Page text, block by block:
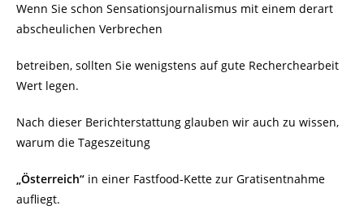
Wenn Sie schon Sensationsjournalismus mit einem derart
abscheulichen Verbrechen
betreiben, sollten Sie wenigstens auf gute Recherchearbeit
Wert legen.
Nach dieser Berichterstattung glauben wir auch zu wissen,
warum die Tageszeitung
„Österreich“ in einer Fastfood-Kette zur Gratisentnahme
aufliegt.